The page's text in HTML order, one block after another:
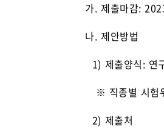
가. 제출마감:
나. 제안방법
1) 제출양식: 연
※ 직종별 시험위
2) 제출처